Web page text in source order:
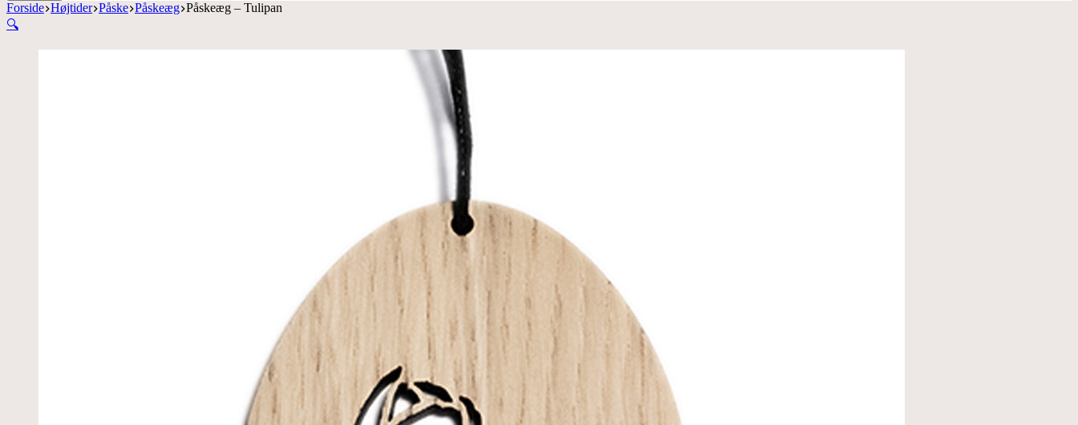
Forside Højtider Påske Påskeæg Påskeæg – Tulipan
🔍